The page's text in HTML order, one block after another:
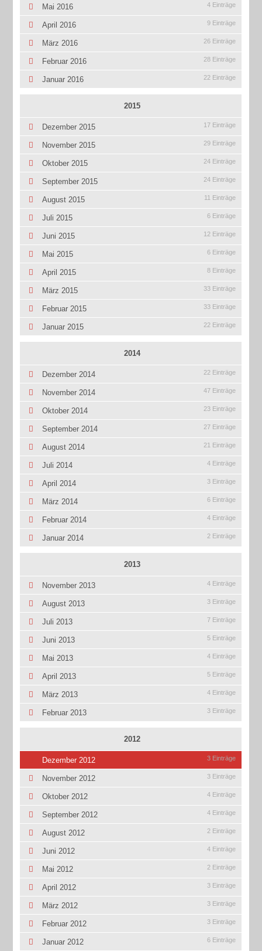
Mai 2016 4 Einträge
April 2016 9 Einträge
März 2016 26 Einträge
Februar 2016 28 Einträge
Januar 2016 22 Einträge
2015
Dezember 2015 17 Einträge
November 2015 29 Einträge
Oktober 2015 24 Einträge
September 2015 24 Einträge
August 2015 11 Einträge
Juli 2015 6 Einträge
Juni 2015 12 Einträge
Mai 2015 6 Einträge
April 2015 8 Einträge
März 2015 33 Einträge
Februar 2015 33 Einträge
Januar 2015 22 Einträge
2014
Dezember 2014 22 Einträge
November 2014 47 Einträge
Oktober 2014 23 Einträge
September 2014 27 Einträge
August 2014 21 Einträge
Juli 2014 4 Einträge
April 2014 3 Einträge
März 2014 6 Einträge
Februar 2014 4 Einträge
Januar 2014 2 Einträge
2013
November 2013 4 Einträge
August 2013 3 Einträge
Juli 2013 7 Einträge
Juni 2013 5 Einträge
Mai 2013 4 Einträge
April 2013 5 Einträge
März 2013 4 Einträge
Februar 2013 3 Einträge
2012
Dezember 2012 3 Einträge
November 2012 3 Einträge
Oktober 2012 4 Einträge
September 2012 4 Einträge
August 2012 2 Einträge
Juni 2012 4 Einträge
Mai 2012 2 Einträge
April 2012 3 Einträge
März 2012 3 Einträge
Februar 2012 3 Einträge
Januar 2012 6 Einträge